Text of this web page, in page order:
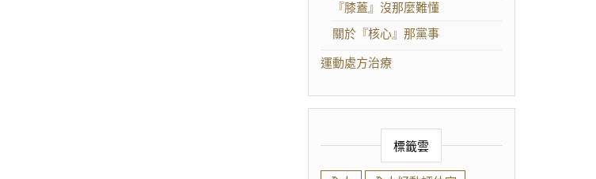
『膝蓋』沒那麼難懂
關於『核心』那黨事
運動處方治療
標籤雲